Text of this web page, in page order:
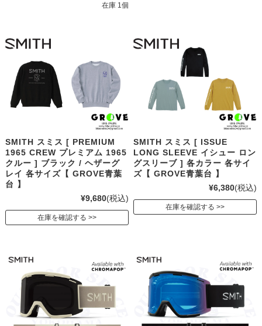
在庫 1個
SMITH スミス [ PREMIUM
1965 CREW プレミアム 1965
クルー ] ブラック / ヘザーグ
レイ 各サイズ【 GROVE青葉
台 】
¥9,680(税込)
在庫を確認する
SMITH スミス [ ISSUE
LONG SLEEVE イシュー ロン
グスリーブ ] 各カラー 各サイ
ズ【 GROVE青葉台 】
¥6,380(税込)
在庫を確認する